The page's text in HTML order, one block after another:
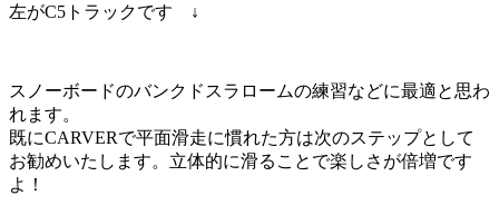
左がC5トラックです ↓
スノーボードのバンクドスラロームの練習などに最適と思わ
れます。
既にCARVERで平面滑走に慣れた方は次のステップとして
お勧めいたします。立体的に滑ることで楽しさが倍増です
よ！